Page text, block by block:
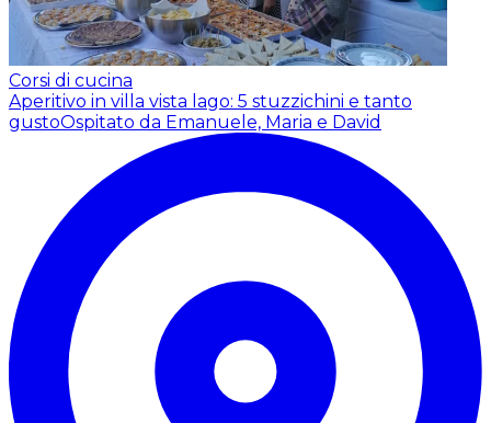
Corsi di cucina
Aperitivo in villa vista lago: 5 stuzzichini e tanto
gustoOspitato da Emanuele, Maria e David